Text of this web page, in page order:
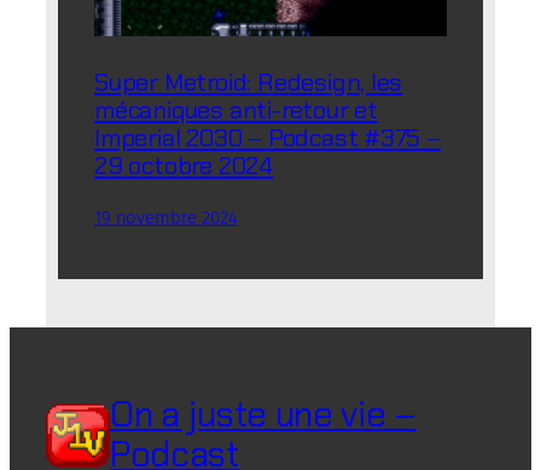
Super Metroid: Redesign, les
mécaniques anti-retour et
Imperial 2030 – Podcast #375 –
29 octobre 2024
19 novembre 2024
On a juste une vie –
Podcast